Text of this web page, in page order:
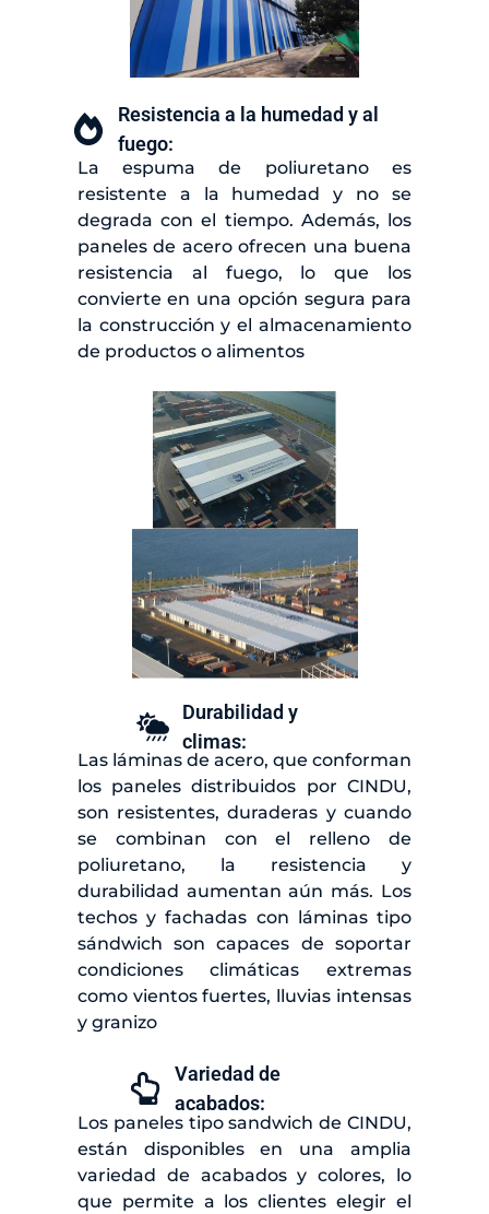
Resistencia a la humedad y al
fuego:
La espuma de poliuretano es
resistente a la humedad y no se
degrada con el tiempo. Además, los
paneles de acero ofrecen una buena
resistencia al fuego, lo que los
convierte en una opción segura para
la construcción y el almacenamiento
de productos o alimentos
Durabilidad y
climas:
Las láminas de acero, que conforman
los paneles distribuidos por CINDU,
son resistentes, duraderas y cuando
se combinan con el relleno de
poliuretano, la resistencia y
durabilidad aumentan aún más. Los
techos y fachadas con láminas tipo
sándwich son capaces de soportar
condiciones climáticas extremas
como vientos fuertes, lluvias intensas
y granizo
Variedad de
acabados:
Los paneles tipo sandwich de CINDU,
están disponibles en una amplia
variedad de acabados y colores, lo
que permite a los clientes elegir el